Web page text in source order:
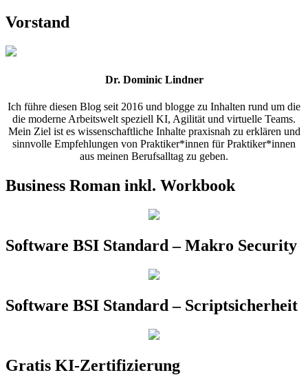
Vorstand
Dr. Dominic Lindner
Ich führe diesen Blog seit 2016 und blogge zu Inhalten rund um die
die moderne Arbeitswelt speziell KI, Agilität und virtuelle Teams.
Mein Ziel ist es wissenschaftliche Inhalte praxisnah zu erklären und
sinnvolle Empfehlungen von Praktiker*innen für Praktiker*innen
aus meinen Berufsalltag zu geben.
Business Roman inkl. Workbook
Software BSI Standard – Makro Security
Software BSI Standard – Scriptsicherheit
Gratis KI-Zertifizierung